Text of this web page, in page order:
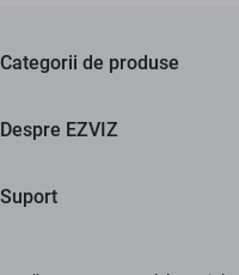
Categorii de produse
Smart home
Despre EZVIZ
Suport